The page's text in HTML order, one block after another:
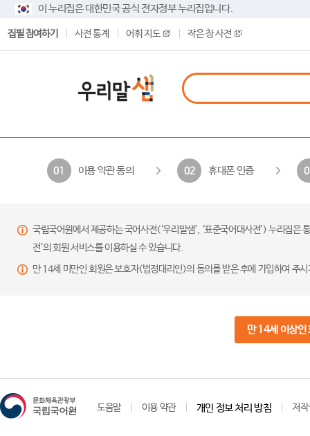
이 누리집은 대한민국 공식 전자정부 누리집입니다.
집필 참여하기 사전 통계 어휘 지도 작은 창 사전
01 이용 약관 동의 02 휴대폰 인증
국립국어원에서 제공하는 국어사전(‘우리말샘’, ‘표준국어대사전’) 누리집
전’의 회원 서비스를 이용하실 수 있습니다.
만 14세 미만인 회원은 보호자(법정대리인)의 동의를 받은 후에 가입하여 주
만 14세 이상인
도움말 이용 약관 개인 정보 처리 방침 저